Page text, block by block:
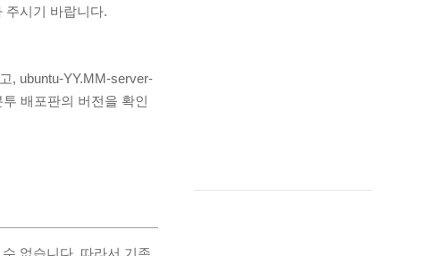
주시기 바랍니다.
, ubuntu-YY.MM-server-
배포판의 버전을 확인
없습니다. 따라서 기존